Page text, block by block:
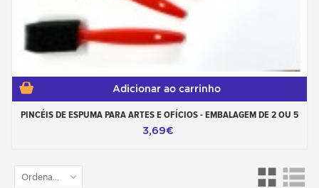
Adicionar ao carrinho
PINCÉIS DE ESPUMA PARA ARTES E OFÍCIOS - EMBALAGEM DE 2 OU 5
3,69€
Ordenar por